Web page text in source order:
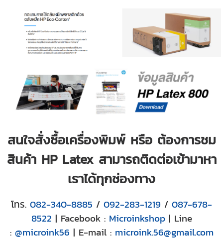
สนใจสั่งซื้อเครื่องพิมพ์ หรือ ต้องการชม
สินค้า HP Latex สามารถติดต่อเข้ามาหา
เราได้ทุกช่องทาง
โทร. 082-340-8885 / 092-283-1219 / 087-678-
8522 | Facebook : Microinkshop| Line
: @microink56 | E-mail : microink.56@gmail.com